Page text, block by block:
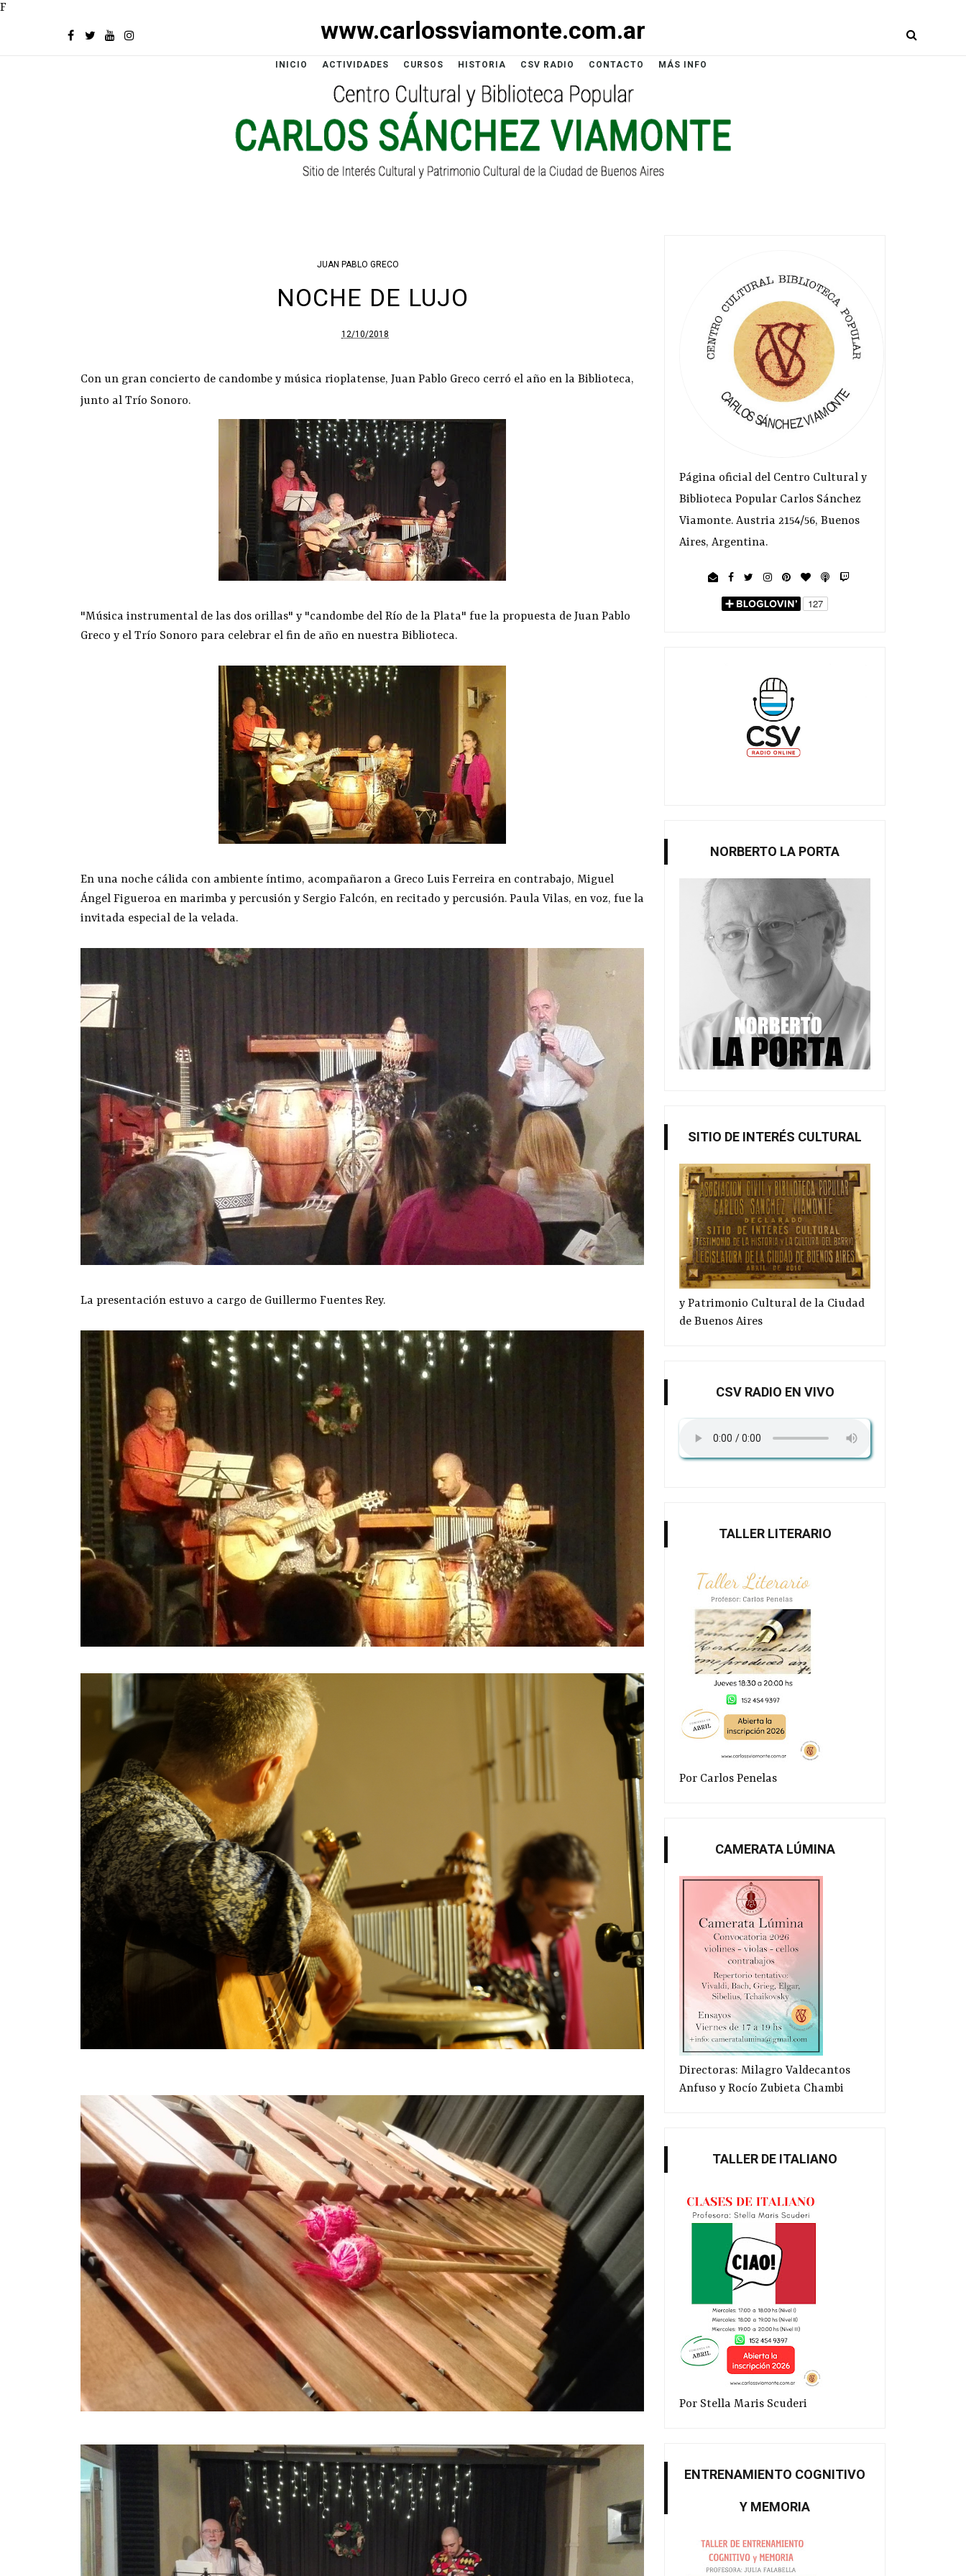
F
www.carlossviamonte.com.ar
INICIO ACTIVIDADES CURSOS HISTORIA CSV RADIO CONTACTO MÁS INFO
JUAN PABLO GRECO
NOCHE DE LUJO
12/10/2018
Con un gran concierto de candombe y música rioplatense, Juan Pablo Greco cerró el año en la Biblioteca,
junto al Trío Sonoro.
"Música instrumental de las dos orillas" y "candombe del Río de la Plata" fue la propuesta de Juan Pablo
Greco y el Trío Sonoro para celebrar el fin de año en nuestra Biblioteca.
En una noche cálida con ambiente íntimo, acompañaron a Greco Luis Ferreira en contrabajo, Miguel
Ángel Figueroa en marimba y percusión y Sergio Falcón, en recitado y percusión. Paula Vilas, en voz, fue la
invitada especial de la velada.
La presentación estuvo a cargo de Guillermo Fuentes Rey.
Página oficial del Centro Cultural y
Biblioteca Popular Carlos Sánchez
Viamonte. Austria 2154/56, Buenos
Aires, Argentina.
NORBERTO LA PORTA
SITIO DE INTERÉS CULTURAL
y Patrimonio Cultural de la Ciudad
de Buenos Aires
CSV RADIO EN VIVO
TALLER LITERARIO
Por Carlos Penelas
CAMERATA LÚMINA
Directoras: Milagro Valdecantos
Anfuso y Rocío Zubieta Chambi
TALLER DE ITALIANO
Por Stella Maris Scuderi
ENTRENAMIENTO COGNITIVO
Y MEMORIA